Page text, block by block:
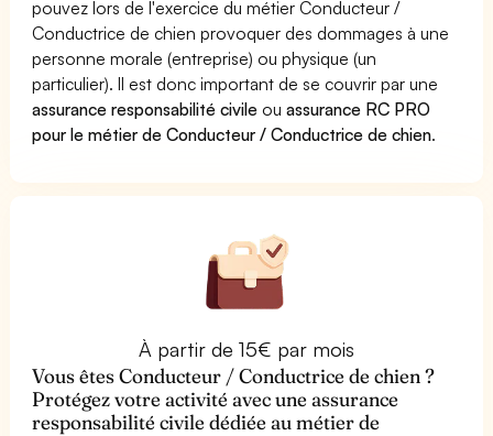
pouvez lors de l'exercice du métier Conducteur /
Conductrice de chien provoquer des dommages à une
personne morale (entreprise) ou physique (un
particulier). Il est donc important de se couvrir par une
assurance responsabilité civile ouassurance RC PRO
pour le métier de Conducteur / Conductrice de chien.
À partir de 15€ par mois
Vous êtes Conducteur / Conductrice de chien ?
Protégez votre activité avec une assurance
responsabilité civile dédiée au métier de